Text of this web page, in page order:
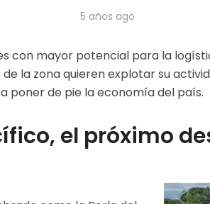
5 años ago
con mayor potencial para la
la zona quieren explotar su
poner de pie la economía del país.
el próximo